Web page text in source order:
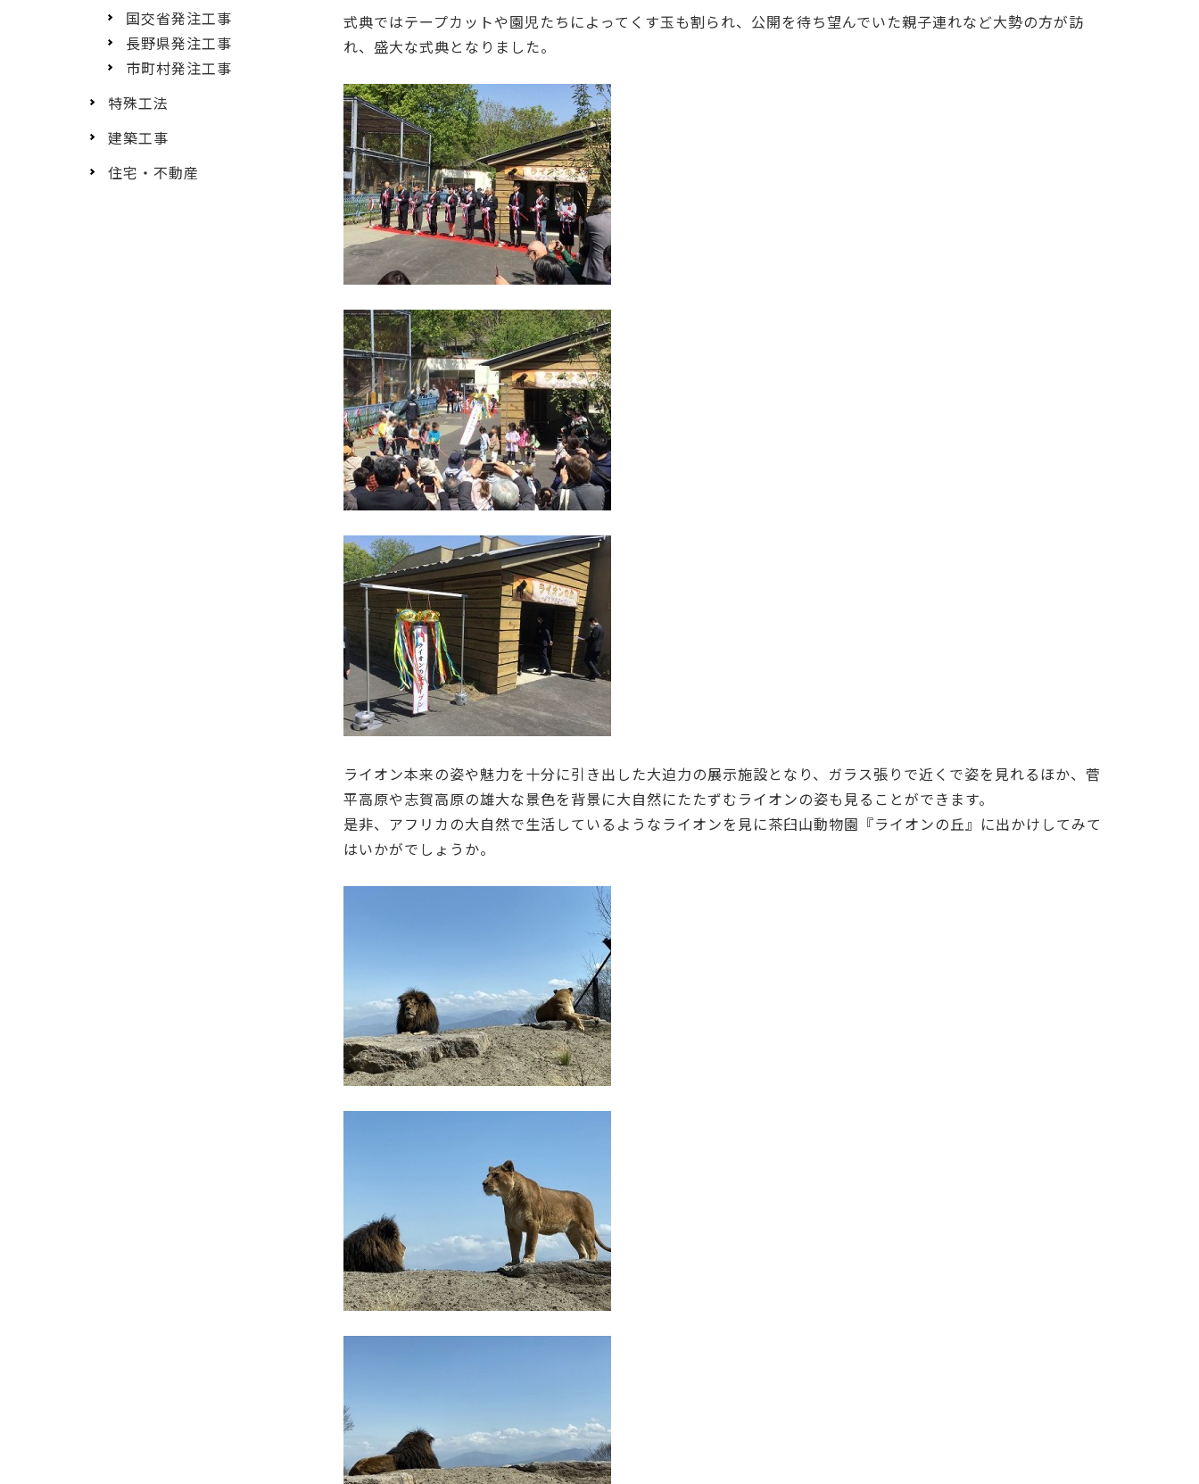
式典ではテープカットや園児たちによってくす玉も割られ、公開を待ち望んでいた親子連れなど大勢の方が訪
れ、盛大な式典となりました。
ライオン本来の姿や魅力を十分に引き出した大迫力の展示施設となり、 ガラス張りで近くで姿を見れるほか、菅
平高原や志賀高原の雄大な景色を背景に大自然にたたずむライオンの姿も見ることができます。
是非、アフリカの大自然で生活しているようなライオンを見に茶臼山動物園『ライオンの丘』に出かけしてみて
はいかがでしょうか。
国交省発注工事
長野県発注工事
市町村発注工事
特殊工法
建築工事
住宅・不動産